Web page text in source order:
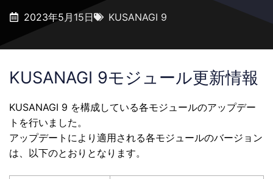
2023年5月15日 KUSANAGI 9
KUSANAGI 9モジュール更新情報
KUSANAGI 9 を構成している各モジュールのアップデー
トを行いました。
アップデートにより適用される各モジュールのバージョン
は、以下のとおりとなります。